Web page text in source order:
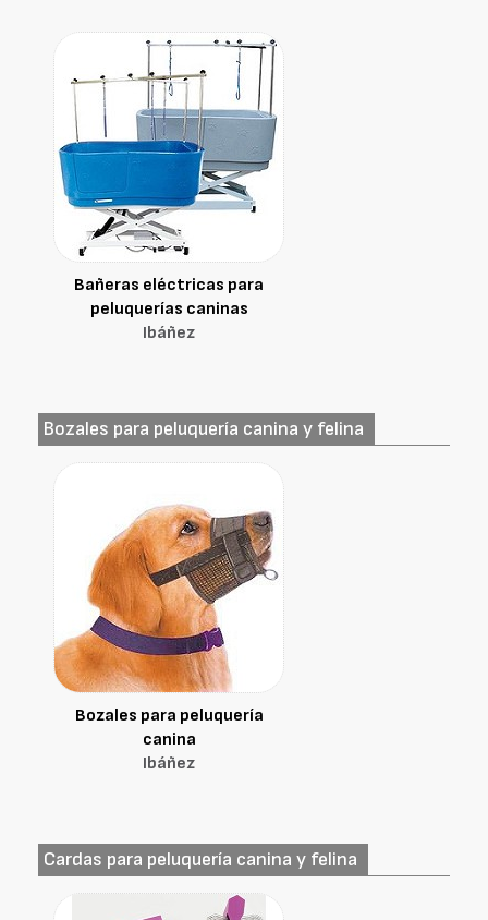
Bañeras eléctricas para
peluquerías caninas
Ibáñez
Bozales para peluquería canina y felina
Bozales para peluquería
canina
Ibáñez
Cardas para peluquería canina y felina